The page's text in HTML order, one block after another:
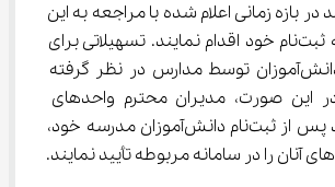
می‌توانند در بازه زمانی اعلام شده با مراجعه به این
سامانه نسبت به ثبت‌نام خود اقدام نمایند. تسهیلاتی برای
ثبت‌نام گروهی دانش‌آموزان توسط مدارس در نظر گرفته
صورت، مدیران محترم واحدهای
آموزشی می‌توانند پس از ثبت‌نام دانش‌آموزان مدرسه خود،